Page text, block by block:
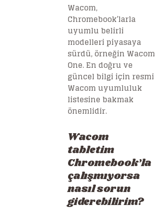
Wacom,
Chromebook’larla
uyumlu belirli
modelleri piyasaya
sürdü, örneğin Wacom
One. En doğru ve
güncel bilgi için resmi
Wacom uyumluluk
listesine bakmak
önemlidir.
Wacom
tabletim
Chromebook’la
çalışmıyorsa
nasıl sorun
giderebilirim?